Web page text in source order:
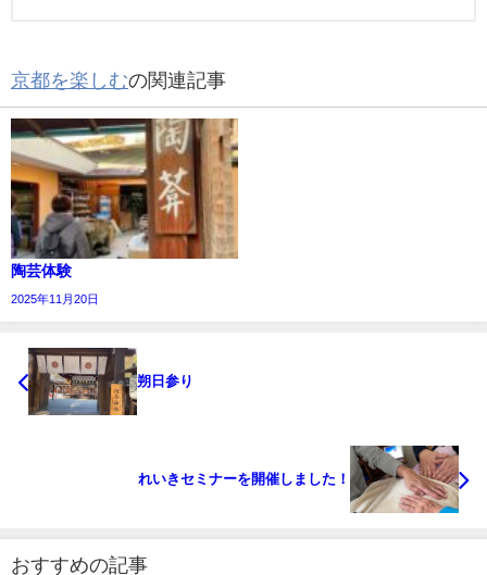
京都を楽しむの関連記事
陶芸体験
2025年11月20日
朔日参り
れいきセミナーを開催しました！
おすすめの記事